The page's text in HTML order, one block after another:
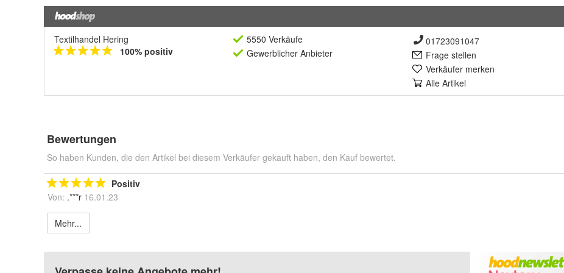
Textilhandel Hering
100% positiv
5550 Verkäufe
Gewerblicher Anbieter
01723091047
Frage stellen
Verkäufer merken
Alle Artikel
Bewertungen
So haben Kunden, die den Artikel bei diesem Verkäufer gekauft haben, den Kauf bewertet.
Positiv
Von: .***r 16.01.23
Mehr...